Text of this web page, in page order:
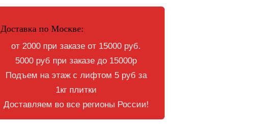
Доставка по Москве:
от 2000 при заказе от 15000 руб.
5000 руб при заказе до 15000р
Подъем на этаж с лифтом 5 руб за
1кг плитки
Доставляем во все регионы России!